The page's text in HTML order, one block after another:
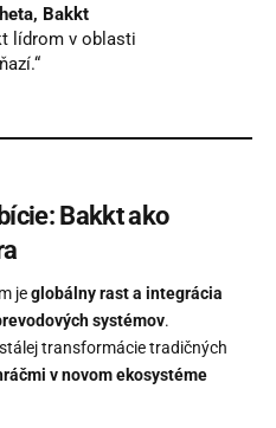
Bakkt
lídrom v oblasti
Bakkt ako
jeglobálny rast a integrácia
systémov.
transformácie tradičných
v novom ekosystéme